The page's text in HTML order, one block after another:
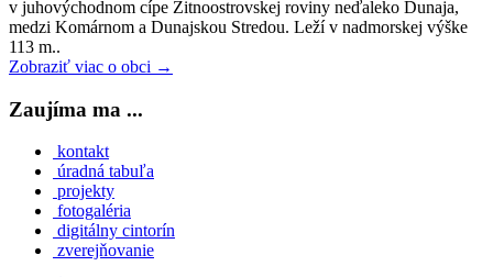
v juhovýchodnom cípe Žitnoostrovskej roviny neďaleko Dunaja,
medzi Komárnom a Dunajskou Stredou. Leží v nadmorskej výške
113 m..
Zobraziť viac o obci →
Zaujíma ma ...
kontakt
úradná tabuľa
projekty
fotogaléria
digitálny cintorín
zverejňovanie